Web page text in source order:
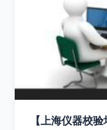
【上海仪器校